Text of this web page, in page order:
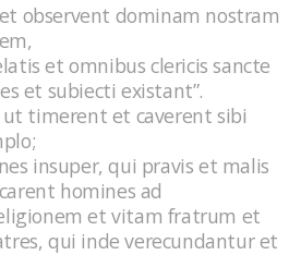
observent dominam nostram
et omnibus clericis sancte
et subiecti existant”.
timerent et caverent sibi
insuper, qui pravis et malis
homines ad
et vitam fratrum et
qui inde verecundantur et